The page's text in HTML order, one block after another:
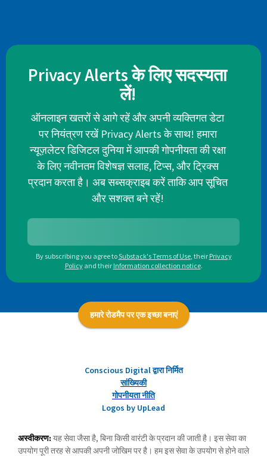
Privacy Alerts के लिए सदस्यता
लें!
ऑनलाइन खतरों से आगे रहें और अपनी व्यक्तिगत डेटा
पर नियंत्रण रखें Privacy Alerts के साथ! हमारा
न्यूज़लेटर डिजिटल दुनिया में आपकी गोपनीयता की रक्षा
के लिए नवीनतम विशेषज्ञ सलाह, टिप्स, और ट्रिक्स
प्रदान करता है। अब सब्सक्राइब करें ताकि आप सूचित
और सशक्त बने रहें!
By subscribing you agree toSubstack's Terms of Use, their Privacy
Policy and their Information collection notice.
हमारे रोडमैप पर एक इच्छा बनाएं
Conscious Digital द्वारा निर्मित
सांख्यिकी
गोपनीयता नीति
Logos by UpLead
अस्वीकरण: यह सेवा जैसा है, बिना किसी वारंटी के प्रदान की जाती है। इस सेवा का
उपयोग पूरी तरह से आपकी अपनी जोखिम पर है। हम इस सेवा के उपयोग से होने वाले